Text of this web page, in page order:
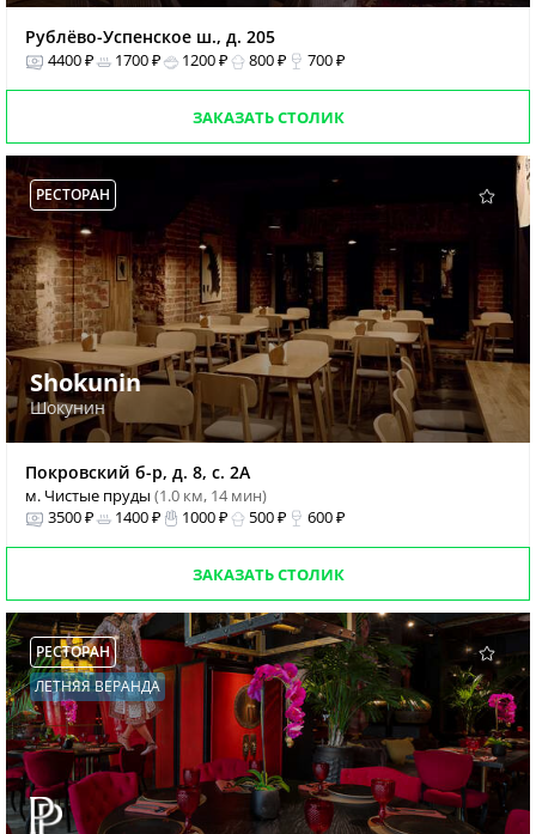
Рублёво-Успенское ш., д. 205
4400 ₽ 1700 ₽ 1200 ₽ 800 ₽ 700 ₽
ЗАКАЗАТЬ СТОЛИК
РЕСТОРАН
Shokunin
Шокунин
Покровский б-р, д. 8, с. 2А
м. Чистые пруды (1.0 км, 14 мин)
3500 ₽
1400 ₽ 1000 ₽ 500 ₽ 600 ₽
ЗАКАЗАТЬ СТОЛИК
РЕСТОРАН
ЛЕТНЯЯ ВЕРАНДА